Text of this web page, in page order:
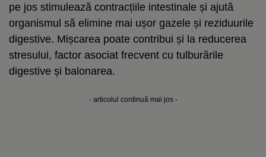
pe jos stimulează contracțiile intestinale și ajută
organismul să elimine mai ușor gazele și reziduurile
digestive. Mișcarea poate contribui și la reducerea
stresului, factor asociat frecvent cu tulburările
digestive și balonarea.
- articolul continuă mai jos -